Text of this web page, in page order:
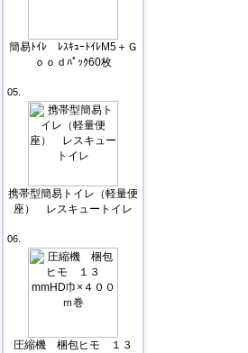
簡易ﾄｲﾚ ﾚｽｷｭｰﾄｲﾚM5＋Ｇ
ｏｏｄﾊﾟｯｸ60枚
05.
携帯型簡易トイレ（軽量便
座） レスキュートイレ
06.
圧縮機 梱包ヒモ １３